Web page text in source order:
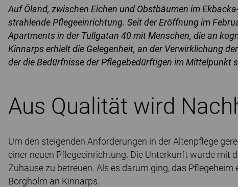
Auf Öland, zwischen Eichen und Obstbäumen im
strahlende Pflegeeinrichtung. Seit der Eröffnung im
Apartments in der Tullgatan 40 mit Menschen, die an
Kinnarps erhielt die Gelegenheit, an der Verwirklichung
der die Bedürfnisse der Pflegebedürftigen im Mittelpunkt
Aus Qualität wird
Um den steigenden Anforderungen in der Altenpflege
einer neuen Pflegeeinrichtung. Die Unterkunft wurde mit
Zuhause zu betreuen. Als es darum ging, das
Borgholm an Kinnarps.